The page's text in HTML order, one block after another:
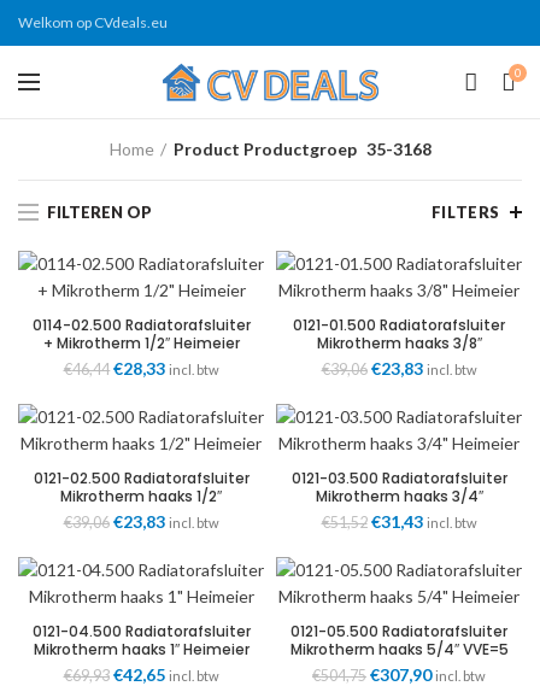
Welkom op CVdeals.eu
0
Home Product Productgroep 35-3168
FILTEREN OP FILTERS
0114-02.500 Radiatorafsluiter
+ Mikrotherm 1/2″ Heimeier
€46,44 Oorspronkelijke
was:
€46,44.
€28,33Huidige
is:
€28,33.
incl. btw
0121-01.500 Radiatorafsluiter
Mikrotherm haaks 3/8″
Heimeier
€39,06 Oorspronkelijke
was:
€39,06.
€23,83Huidige
is:
€23,83.
incl. btw
0121-02.500 Radiatorafsluiter
Mikrotherm haaks 1/2″
Heimeier
€39,06 Oorspronkelijke
was:
€39,06.
€23,83Huidige
is:
€23,83.
incl. btw
0121-03.500 Radiatorafsluiter
Mikrotherm haaks 3/4″
Heimeier
€51,52 Oorspronkelijke
was:
€51,52.
€31,43Huidige
is:
€31,43.
incl. btw
0121-04.500 Radiatorafsluiter
Mikrotherm haaks 1″ Heimeier
€69,93 Oorspronkelijke
€42,65Huidige
incl. btw
0121-05.500 Radiatorafsluiter
Mikrotherm haaks 5/4″ VVE=5
Heimeier
€504,75 Oorspronkelijke
€307,90Huidige
incl. btw